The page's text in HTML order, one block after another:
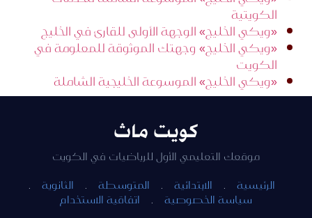
الكويتية
«ويكي الخليج» الوجهة الأولى للقارئ في الخليج
«ويكي الخليج» وجهتك الموثوقة للمعلومة في
الكويت
«ويكي الخليج» الموسوعة الخليجية الشاملة
كويت ماث
موقعك التعليمي الأول للرياضيات في الكويت
الرئيسية
· الابتدائية · المتوسطة · الثانوية ·
سياسة الخصوصية · اتفاقية الاستخدام